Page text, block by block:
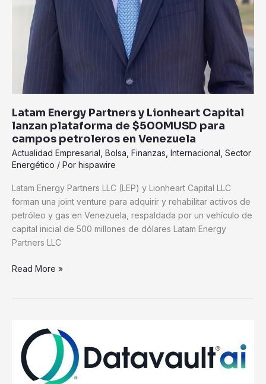
Latam Energy Partners y Lionheart Capital
lanzan plataforma de $500MUSD para
campos petroleros en Venezuela
Actualidad Empresarial Bolsa Finanzas Internacional Sector
Energético / Por hispawire
Latam Energy Partners LLC (LEP) y Lionheart Capital LLC
forman una joint venture para adquirir y rehabilitar activos de
petróleo y gas en Venezuela, respaldada por un vehículo de
capital inicial de 500 millones de dólares Latam Energy
Partners LLC
Read More »
Datavault
anuncia
750
millones